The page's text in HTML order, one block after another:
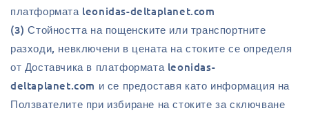
платформата leonidas-deltaplanet.com
(3) Стойността на пощенските или транспортните
разходи, невключени в цената на стоките се определя
от Доставчика в платформата leonidas-
deltaplanet.com и се предоставя като информация на
Ползвателите при избиране на стоките за сключване